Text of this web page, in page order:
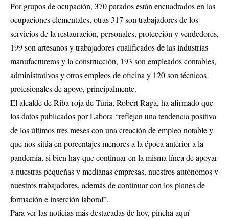
Por grupos de ocupación, 370 parados están encuadrados en las
ocupaciones elementales, otras 317 son trabajadores de los
servicios de la restauración, personales, protección y vendedores,
199 son artesanos y trabajadores cualificados de las industrias
manufactureras y la construcción, 193 son empleados contables,
administrativos y otros empleos de oficina y 120 son técnicos
profesionales de apoyo, principalmente.
El alcalde de Riba-roja de Túria, Robert Raga, ha afirmado que
los datos publicados por Labora “reflejan una tendencia positiva
de los últimos tres meses con una creación de empleo notable y
que nos sitúa en porcentajes menores a la época anterior a la
pandemia, si bien hay que continuar en la misma línea de apoyar
a nuestras pequeñas y medianas empresas, nuestros autónomos y
nuestros trabajadores, además de continuar con los planes de
formación e inserción laboral”.
Para ver las noticias más destacadas de hoy, pincha aquí